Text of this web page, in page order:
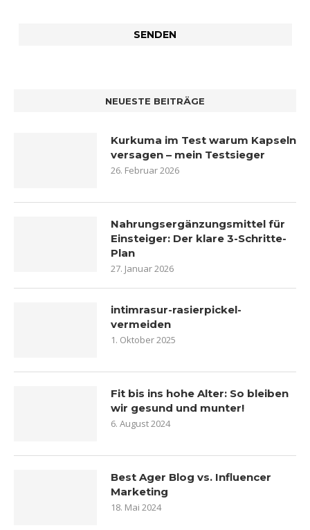
NEUESTE BEITRÄGE
Kurkuma im Test warum Kapseln
versagen – mein Testsieger
26. Februar 2026
Nahrungsergänzungsmittel für
Einsteiger: Der klare 3-Schritte-
Plan
27. Januar 2026
intimrasur-rasierpickel-
vermeiden
1. Oktober 2025
Fit bis ins hohe Alter: So bleiben
wir gesund und munter!
6. August 2024
Best Ager Blog vs. Influencer
Marketing
18. Mai 2024